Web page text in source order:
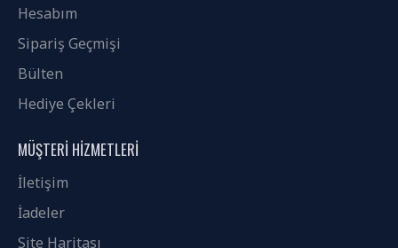
Hesabım
Sipariş Geçmişi
Bülten
Hediye Çekleri
MÜŞTERI HIZMETLERI
İletişim
İadeler
Site Haritası